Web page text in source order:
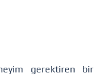
gerektiren bir